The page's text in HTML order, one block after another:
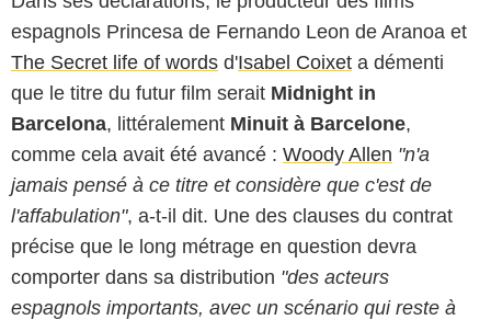
espagnols Princesa de Fernando Leon de Aranoa et
The Secret life of words d'Isabel Coixet a démenti
que le titre du futur film serait Midnight in
Barcelona, littéralement Minuit à Barcelone,
comme cela avait été avancé : Woody Allen "n'a
jamais pensé à ce titre et considère que c'est de
l'affabulation", a-t-il dit. Une des clauses du contrat
précise que le long métrage en question devra
comporter dans sa distribution "des acteurs
espagnols importants, avec un scénario qui reste à